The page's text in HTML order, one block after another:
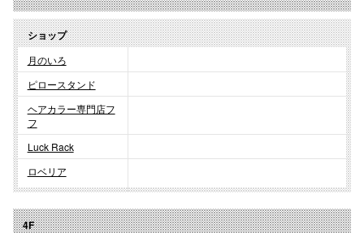
ショップ
月のいろ
ピロースタンド
ヘアカラー専門店フ
フ
Luck Rack
ロベリア
4F
横浜
仙台フォ